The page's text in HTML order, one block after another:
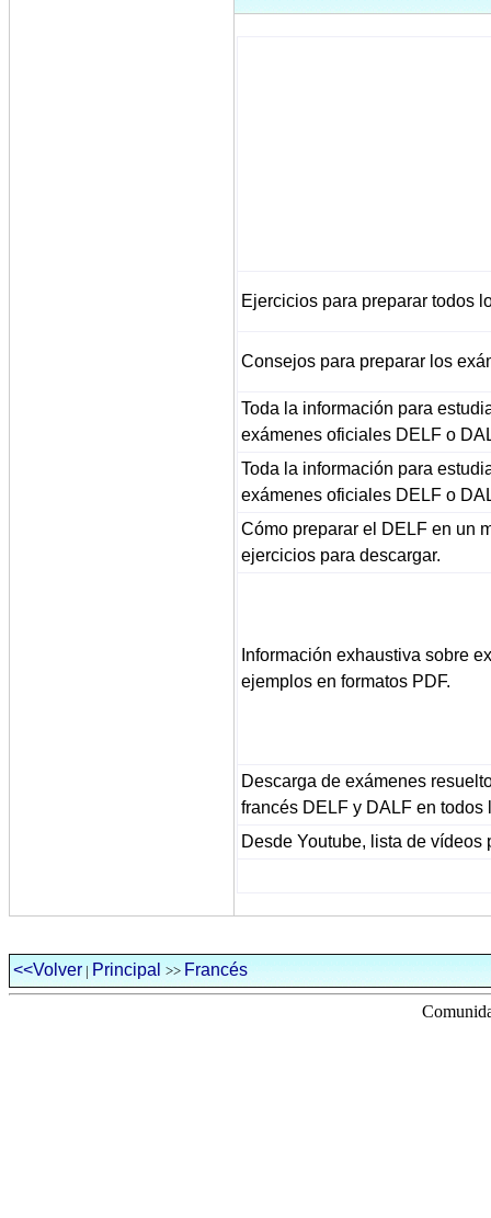
Ejercicios para preparar todos
Consejos para preparar los
Toda la información para
exámenes oficiales DELF o
Toda la información para
exámenes oficiales DELF o
Cómo preparar el DELF en un
ejercicios para descargar.
Información exhaustiva sobre
ejemplos en formatos PDF.
Descarga de exámenes
francés DELF y DALF en todos
Desde Youtube, lista de
<<Volver | Principal >> Francés